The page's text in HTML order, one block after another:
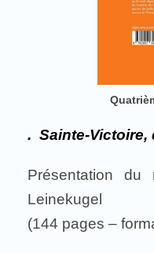
. Sainte-Victoire,
Présentation
Leinekugel
(144 pages –